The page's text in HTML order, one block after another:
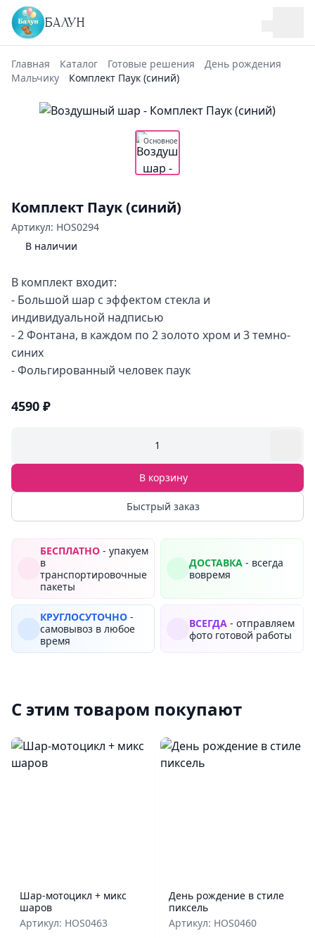
БАЛУН
Главная Каталог Готовые решения
День рождения
Мальчику
Комплект Паук (синий)
Основное
Комплект Паук (синий)
Артикул: HOS0294
В наличии
В комплект входит:
- Большой шар с эффектом стекла и
индивидуальной надписью
- 2 Фонтана, в каждом по 2 золото хром и 3 темно-
синих
- Фольгированный человек паук
4590 ₽
1
В корзину
Быстрый заказ
БЕСПЛАТНО - упакуем
в
транспортировочные
пакеты
ДОСТАВКА - всегда
вовремя
КРУГЛОСУТОЧНО -
самовывоз в любое
время
ВСЕГДА - отправляем
фото готовой работы
С этим товаром покупают
Шар‑мотоцикл + микс
шаров
Артикул: HOS0463
День рождение в стиле
пиксель
Артикул: HOS0460